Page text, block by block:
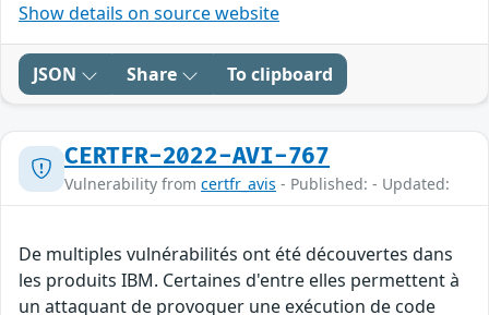
Show details on source website
JSON Share To clipboard
CERTFR-2022-AVI-767
Vulnerability from certfr_avis - Published: - Updated:
De multiples vulnérabilités ont été découvertes dans
les produits IBM. Certaines d'entre elles permettent à
un attaquant de provoquer une exécution de code